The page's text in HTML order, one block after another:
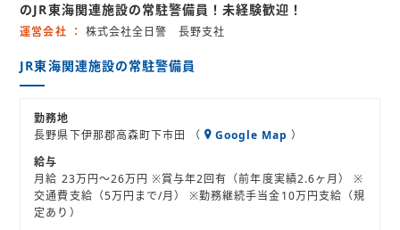
のJR東海関連施設の常駐警備員！未経験歓迎！
運営会社 株式会社全日警 長野支社
JR東海関連施設の常駐警備員
勤務地
長野県下伊那郡高森町下市田 （
Google Map ）
給与
月給 23万円～26万円 ※賞与年2回有（前年度実績2.6ヶ月） ※
交通費支給（5万円まで/月） ※勤務継続手当金10万円支給（規
定あり）